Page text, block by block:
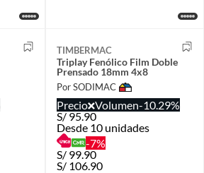
TIMBERMAC
Triplay Fenólico Film Doble
Prensado 18mm 4x8
Por SODIMAC
Precio Volumen-10.29%
S/95.90
Desde 10 unidades
-7%
S/ 99.90
S/ 106.90